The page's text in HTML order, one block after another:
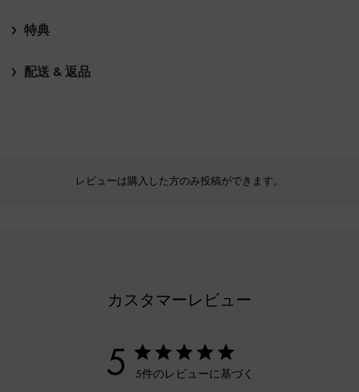
特典
配送 & 返品
レビューは購入した方のみ投稿ができます。
カスタマーレビュー
5 5件のレビューに基づく